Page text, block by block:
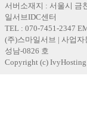
서버소재지 : 서울시 금
일서브IDC센터
TEL : 070-7451-2347
(주)스마일서브 | 사업
성남-0826 호
Copyright (c)